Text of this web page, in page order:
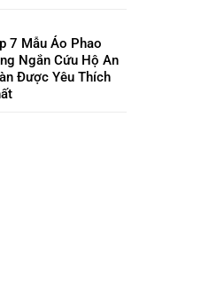
7 Mẫu Áo Phao
Ngắn Cứu Hộ An
Được Yêu Thích